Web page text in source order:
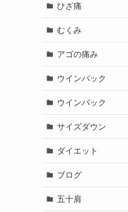
ひざ痛
むくみ
アゴの痛み
ウインバック
ウインバック
サイズダウン
ダイエット
ブログ
五十肩